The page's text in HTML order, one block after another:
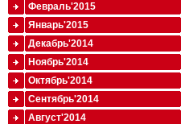
Февраль'2015
Январь'2015
Декабрь'2014
Ноябрь'2014
Октябрь'2014
Сентябрь'2014
Август'2014